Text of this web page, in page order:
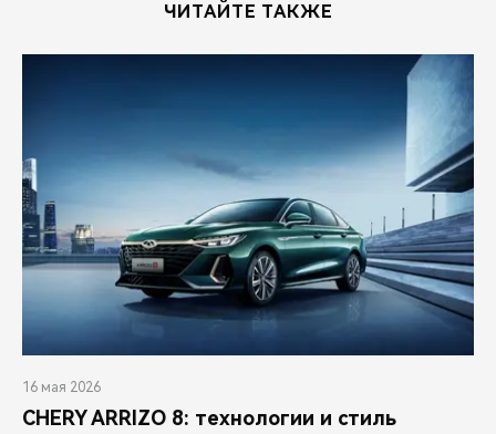
НОВИНКИ
CHERY И СПОРТ
НАШИ МЕРОПРИЯТИЯ
ВИДЕООБЗОРЫ
CHERY ДЛЯ ДЕТЕЙ
ЧИТАЙТЕ ТАКЖЕ
16 мая 2026
CHERY ARRIZO 8: технологии и стиль